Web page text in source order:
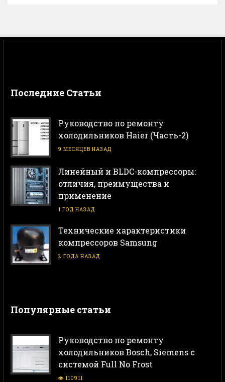
Последние Статьи
Руководство по ремонту
холодильников Haier (Часть-2)
9 МЕСЯЦЕВ НАЗАД
Линейный и BLDC-компрессоры:
отличия, преимущества и
применение
1 ГОД НАЗАД
Технические характеристики
компрессоров Samsung
2 ГОДА НАЗАД
Популярные статьи
Руководство по ремонту
холодильников Bosch, Siemens с
системой Full No Frost
110911